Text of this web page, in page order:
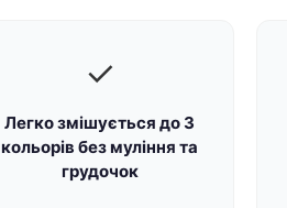
✓
Легко змішується до 3
кольорів без муління та
грудочок